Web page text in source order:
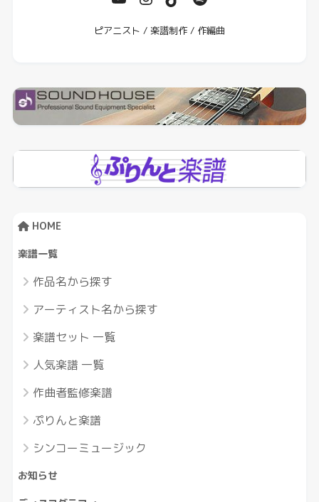
ピアニスト / 楽譜制作 / 作編曲
HOME
楽譜一覧
作品名から探す
アーティスト名から探す
楽譜セット 一覧
人気楽譜 一覧
作曲者監修楽譜
ぷりんと楽譜
シンコーミュージック
お知らせ